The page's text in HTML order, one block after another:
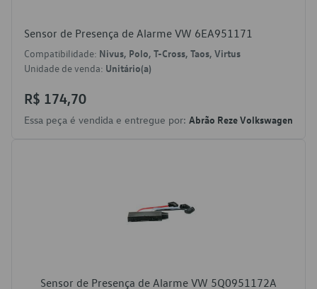
Sensor de Presença de Alarme VW 6EA951171
Compatibilidade: Nivus, Polo, T-Cross, Taos, Virtus
Unidade de venda: Unitário(a)
R$ 174,70
Essa peça é vendida e entregue por: Abrão Reze Volkswagen
Sensor de Presença de Alarme VW 5Q0951172A